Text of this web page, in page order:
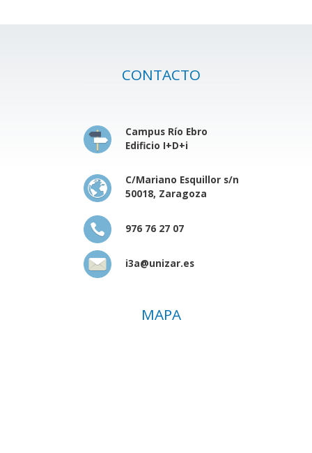
CONTACTO
Campus Río Ebro
Edificio I+D+i
C/Mariano Esquillor s/n
50018, Zaragoza
976 76 27 07
i3a@unizar.es
MAPA